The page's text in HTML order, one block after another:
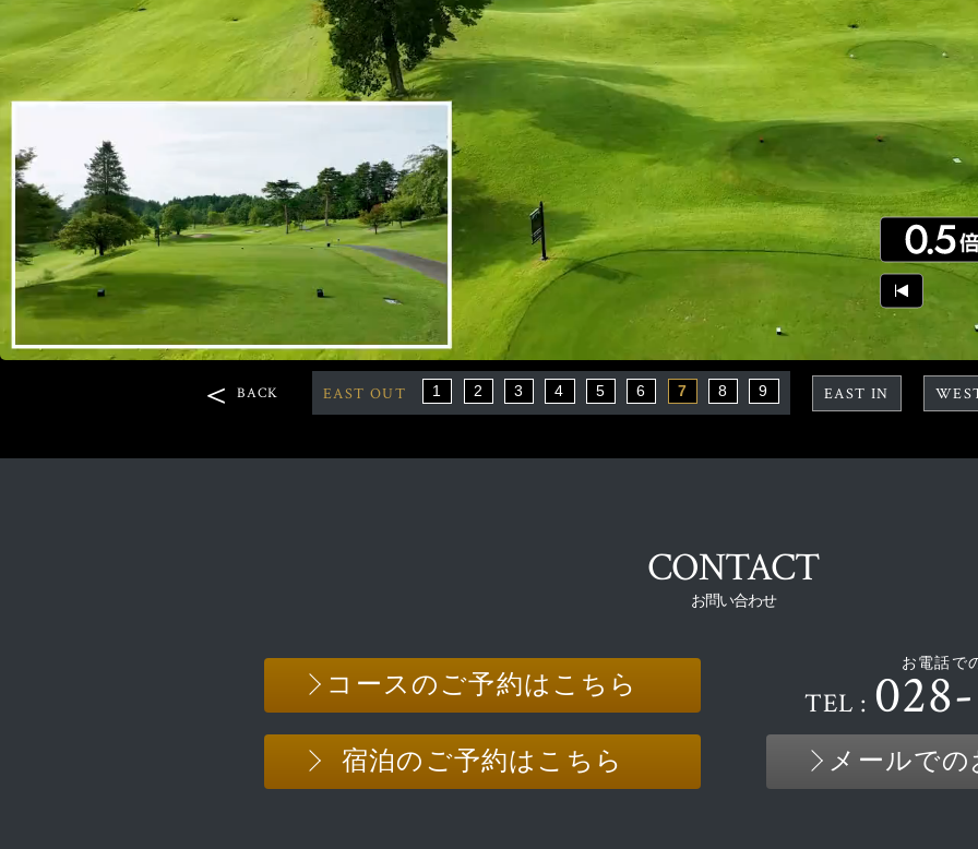
BACK EAST OUT 1 2 3 4 5 6 7 8 9 EAST IN
CONTACT
お問い合わせ
コースのご予約はこちら
宿泊のご予約はこちら
お電話で
TEL :
メールで